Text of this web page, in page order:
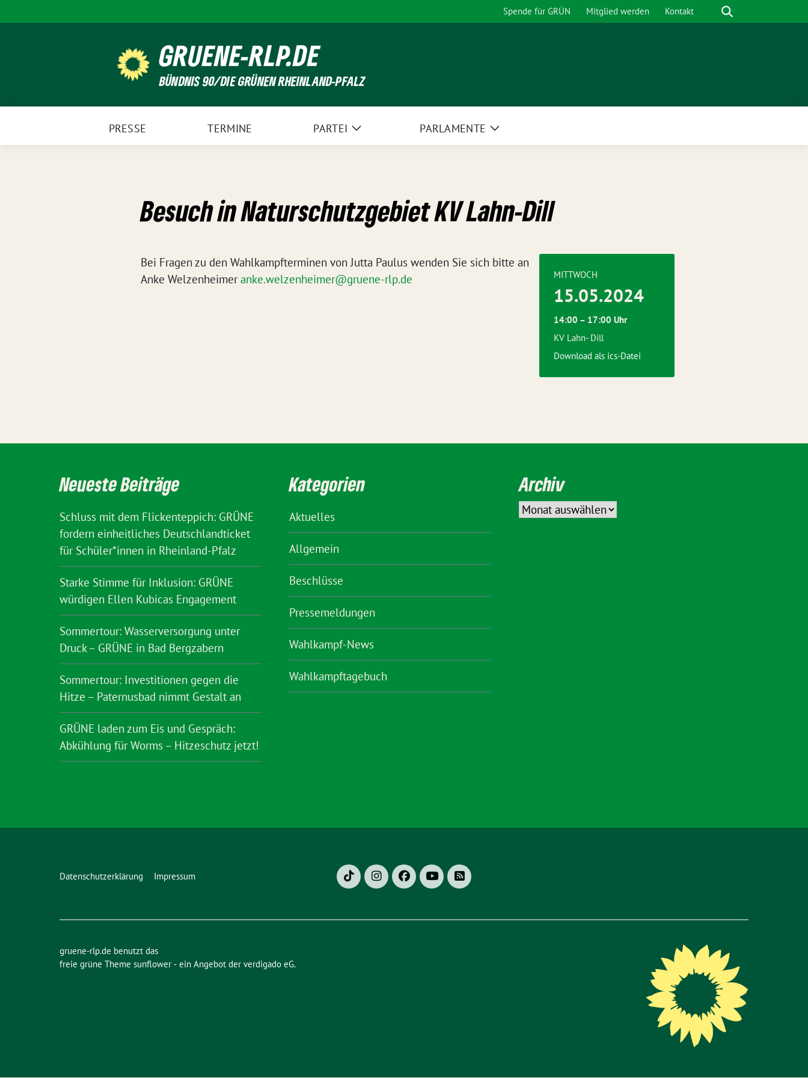
zum
Spende für GRÜN Mitglied werden Kontakt Suche
GRUENE-RLP.DE
BÜNDNIS 90/DIE GRÜNEN RHEINLAND-PFALZ
PRESSE TERMINE PARTEI
Zeige
PARLAMENTE
Zeige
Besuch in Naturschutzgebiet KV Lahn-Dill
Bei Fragen zu den Wahlkampfterminen von Jutta Paulus wenden Sie sich bitte an
Anke Welzenheimeranke.welzenheimer@gruene-rlp.de MITTWOCH
15.05.2024
14:00 – 17:00 Uhr
KV Lahn- Dill
Download als ics-Datei
Neueste Beiträge
Schluss mit dem Flickenteppich: GRÜNE
fordern einheitliches Deutschlandticket
für Schüler*innen in Rheinland-Pfalz
Starke Stimme für Inklusion: GRÜNE
würdigen Ellen Kubicas Engagement
Sommertour: Wasserversorgung unter
Druck – GRÜNE in Bad Bergzabern
Sommertour: Investitionen gegen die
Hitze – Paternusbad nimmt Gestalt an
GRÜNE laden zum Eis und Gespräch:
Abkühlung für Worms – Hitzeschutz jetzt!
Kategorien
Aktuelles
Allgemein
Beschlüsse
Pressemeldungen
Wahlkampf-News
Wahlkampftagebuch
Archiv
Datenschutzerklärung Impressum
gruene-rlp.de benutzt das
freie grüne Theme sunflower ‐ ein Angebot der verdigado eG.